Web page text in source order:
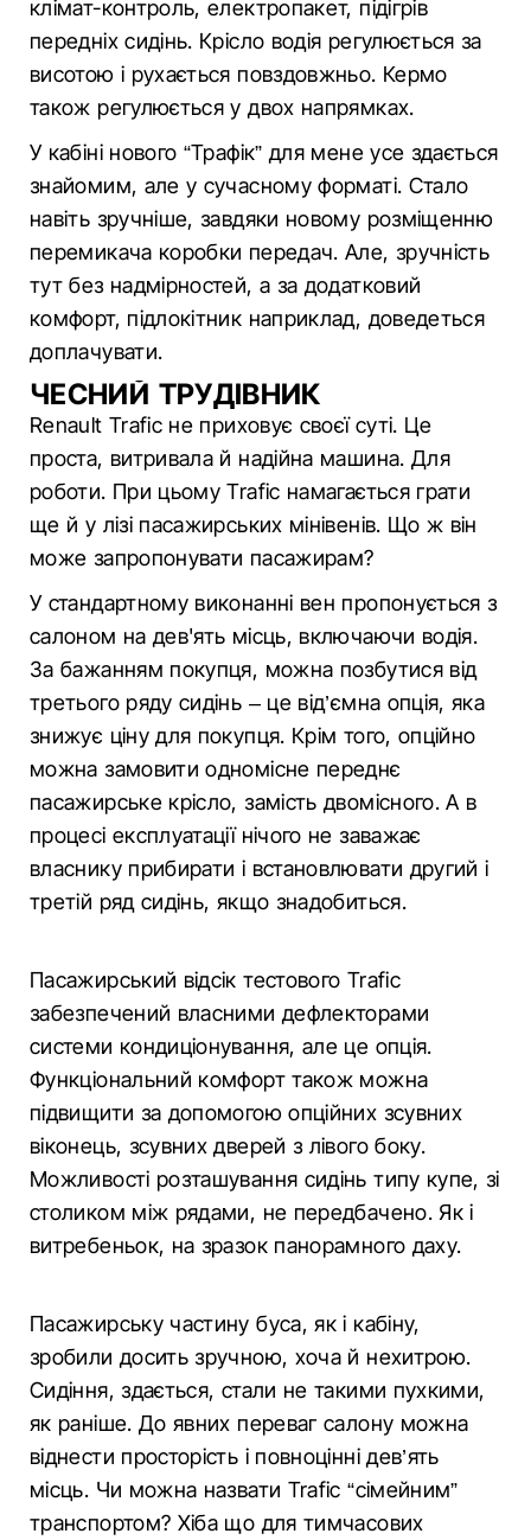
клімат-контроль, електропакет, підігрів
передніх сидінь. Крісло водія регулюється за
висотою і рухається повздовжньо. Кермо
також регулюється у двох напрямках.
У кабіні нового “Трафік” для мене усе здається
знайомим, але у сучасному форматі. Стало
навіть зручніше, завдяки новому розміщенню
перемикача коробки передач. Але, зручність
тут без надмірностей, а за додатковий
комфорт, підлокітник наприклад, доведеться
доплачувати.
ЧЕСНИЙ ТРУДІВНИК
Renault Trafic не приховує своєї суті. Це
проста, витривала й надійна машина. Для
роботи. При цьому Trafic намагається грати
ще й у лізі пасажирських мінівенів. Що ж він
може запропонувати пасажирам?
У стандартному виконанні вен пропонується з
салоном на дев'ять місць, включаючи водія.
За бажанням покупця, можна позбутися від
третього ряду сидінь – це від’ємна опція, яка
знижує ціну для покупця. Крім того, опційно
можна замовити одномісне переднє
пасажирське крісло, замість двомісного. А в
процесі експлуатації нічого не заважає
власнику прибирати і встановлювати другий і
третій ряд сидінь, якщо знадобиться.
Пасажирський відсік тестового Trafic
забезпечений власними дефлекторами
системи кондиціонування, але це опція.
Функціональний комфорт також можна
підвищити за допомогою опційних зсувних
віконець, зсувних дверей з лівого боку.
Можливості розташування сидінь типу купе, зі
столиком між рядами, не передбачено. Як і
витребеньок, на зразок панорамного даху.
Пасажирську частину буса, як і кабіну,
зробили досить зручною, хоча й нехитрою.
Сидіння, здається, стали не такими пухкими,
як раніше. До явних переваг салону можна
віднести просторість і повноцінні дев’ять
місць. Чи можна назвати Trafic “сімейним”
транспортом? Хіба що для тимчасових